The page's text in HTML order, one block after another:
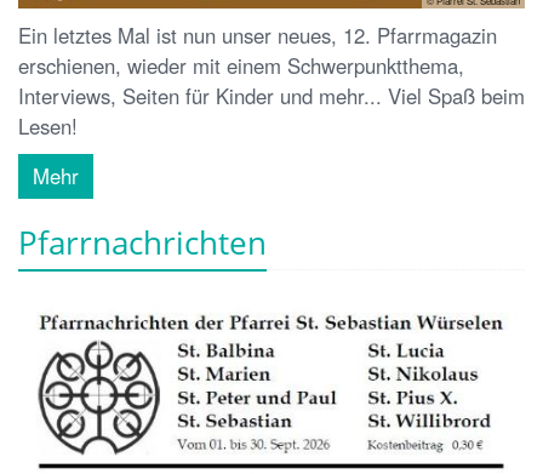
Ein letztes Mal ist nun unser neues, 12. Pfarrmagazin
erschienen, wieder mit einem Schwerpunktthema,
Interviews, Seiten für Kinder und mehr... Viel Spaß beim
Lesen!
Mehr
Pfarrnachrichten